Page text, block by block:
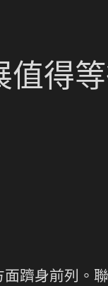
得
躋身前列。